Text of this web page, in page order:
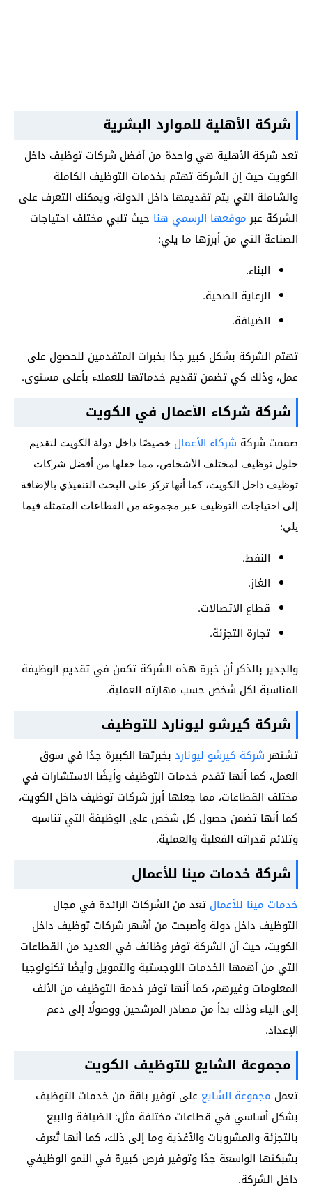
شركة الأهلية للموارد البشرية
تعد شركة الأهلية هي واحدة من أفضل شركات توظيف داخل
الكويت حيث إن الشركة تهتم بخدمات التوظيف الكاملة
والشاملة التي يتم تقديمها داخل الدولة، ويمكنك التعرف على
الشركة عبر موقعها الرسمي هنا حيث تلبي مختلف احتياجات
الصناعة التي من أبرزها ما يلي:
البناء.
الرعاية الصحية.
الضيافة.
تهتم الشركة بشكل كبير جدًا بخبرات المتقدمين للحصول على
عمل، وذلك كي تضمن تقديم خدماتها للعملاء بأعلى مستوى.
شركة شركاء الأعمال في الكويت
صممت شركة شركاء الأعمال خصيصًا داخل دولة الكويت لتقديم
حلول توظيف لمختلف الأشخاص، مما جعلها من أفضل شركات
توظيف داخل الكويت، كما أنها تركز على البحث التنفيذي بالإضافة
إلى احتياجات التوظيف عبر مجموعة من القطاعات المتمثلة فيما
يلي:
النفط.
الغاز.
قطاع الاتصالات.
تجارة التجزئة.
والجدير بالذكر أن خبرة هذه الشركة تكمن في تقديم الوظيفة
المناسبة لكل شخص حسب مهارته العملية.
شركة كيرشو ليونارد للتوظيف
تشتهر شركة كيرشو ليونارد بخبرتها الكبيرة جدًا في سوق
العمل، كما أنها تقدم خدمات التوظيف وأيضًا الاستشارات في
مختلف القطاعات، مما جعلها أبرز شركات توظيف داخل الكويت،
كما أنها تضمن حصول كل شخص على الوظيفة التي تناسبه
وتلائم قدراته الفعلية والعملية.
شركة خدمات مينا للأعمال
خدمات مينا للأعمال تعد من الشركات الرائدة في مجال
التوظيف داخل دولة وأصبحت من أشهر شركات توظيف داخل
الكويت، حيث أن الشركة توفر وظائف في العديد من القطاعات
التي من أهمها الخدمات اللوجستية والتمويل وأيضًا تكنولوجيا
المعلومات وغيرهم، كما أنها توفر خدمة التوظيف من الألف
إلى الياء وذلك بدأ من مصادر المرشحين ووصولًا إلى دعم
الإعداد.
مجموعة الشايع للتوظيف الكويت
تعمل مجموعة الشايع على توفير باقة من خدمات التوظيف
بشكل أساسي في قطاعات مختلفة مثل: الضيافة والبيع
بالتجزئة والمشروبات والأغذية وما إلى ذلك، كما أنها تُعرف
بشبكتها الواسعة جدًا وتوفير فرص كبيرة في النمو الوظيفي
داخل الشركة.